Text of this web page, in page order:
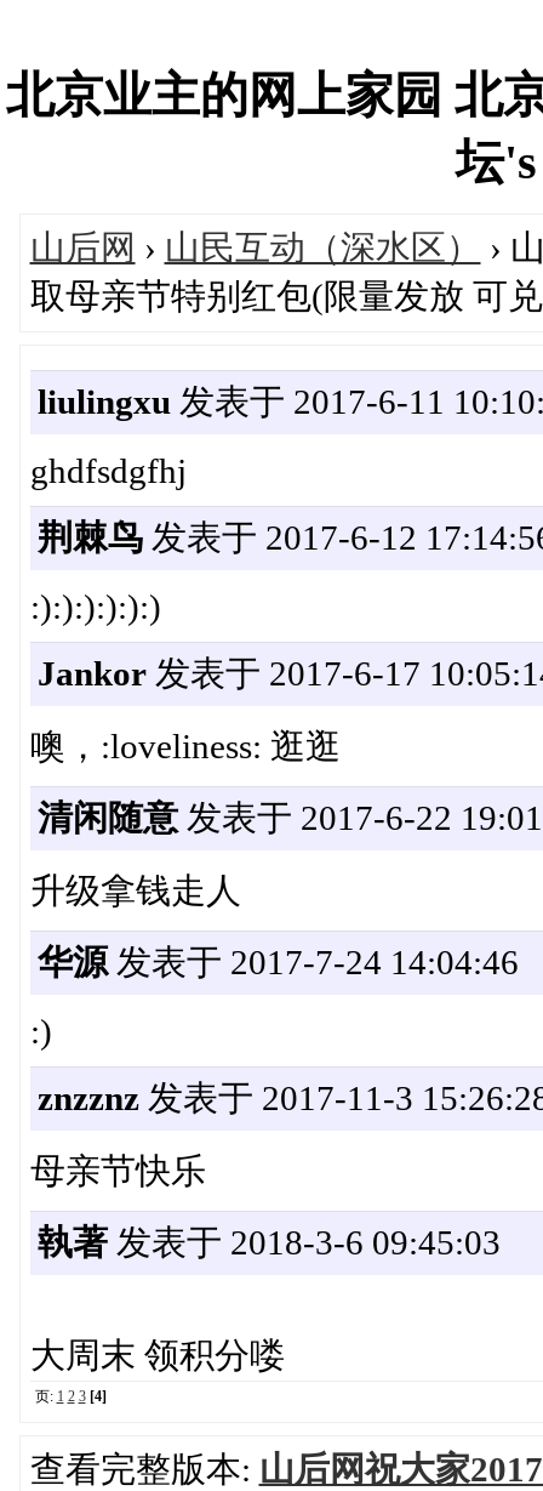
北京业主的网上家园 北
坛
山后网 › 山民互动（深水区）
›
取母亲节特别红包(限量发放 可
liulingxu 发表于 2017-6-11
ghdfsdgfhj
荆棘鸟发表于 2017-6-12
:):):):):):)
Jankor发表于 2017-6-17
噢，:loveliness: 逛逛
清闲随意发表于 2017-6-22
升级拿钱走人
华源发表于 2017-7-24 14:04:46
:)
znzznz发表于 2017-11-3
母亲节快乐
執著发表于 2018-3-6 09:45:03
大周末 领积分喽
页: 1 2 3 [4]
查看完整版本: 山后网祝大家